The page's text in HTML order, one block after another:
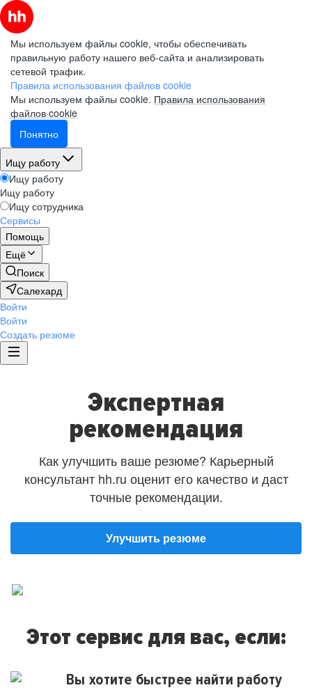
Мы используем файлы cookie, чтобы обеспечивать
правильную работу нашего веб-сайта и анализировать
сетевой трафик.
Правила использования файлов cookie
Мы используем файлы cookie. Правила использования
файлов cookie
Понятно
Ищу работу
Ищу работу
Ищу работу
Ищу сотрудника
Сервисы
Помощь
Ещё
Поиск
Салехард
Войти
Войти
Создать резюме
Экспертная
рекомендация
Как улучшить ваше резюме? Карьерный
консультант hh.ru оценит его качество и даст
точные рекомендации.
Улучшить резюме
Этот сервис для вас, если:
Вы хотите быстрее найти работу